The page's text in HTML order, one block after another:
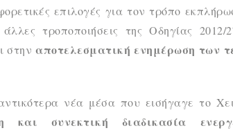
επιλογές για τον τρόπο
τροποποιήσεις της Οδηγίας
στηναποτελεσματική ενημέρωση των
νέα μέσα που εισήγαγε το
και συνεκτική διαδικασία